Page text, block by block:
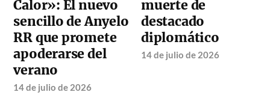
Calor»: El nuevo
sencillo de Anyelo
RR que promete
apoderarse del
verano
14 de julio de 2026
muerte de
destacado
diplomático
14 de julio de 2026